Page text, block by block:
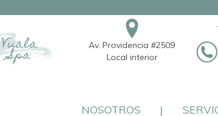
Av. Providencia #2509
Local interior
NOSOTROS |